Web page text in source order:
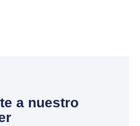
a nuestro